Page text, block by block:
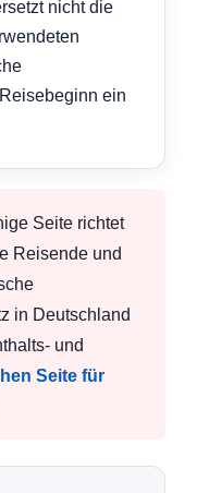
nicht die
ein
Seite richtet
Reisende und
in Deutschland
und
Seite für